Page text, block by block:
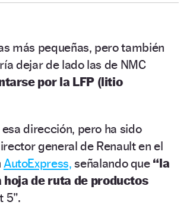
más pequeñas, pero también
dejar de lado las de NMC
por la LFP (litio
dirección, pero ha sido
general de Renault en el
AutoExpress, señalando que “la
de ruta de productos
5”.